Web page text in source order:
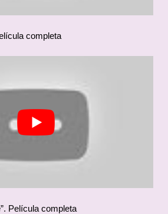
completa
Película completa